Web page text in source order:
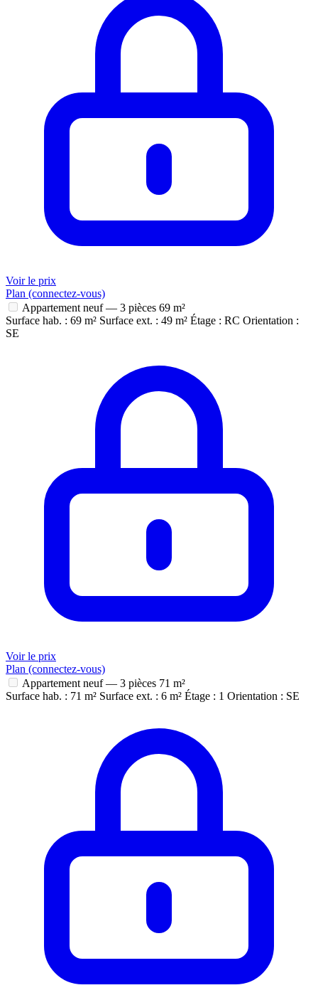
Voir le prix
Plan (connectez-vous)
Appartement neuf — 3 pièces 69 m²
Surface hab. : 69 m² Surface ext. : 49 m² Étage : RC Orientation :
SE
Voir le prix
Plan (connectez-vous)
Appartement neuf — 3 pièces 71 m²
Surface hab. : 71 m² Surface ext. : 6 m² Étage : 1 Orientation : SE